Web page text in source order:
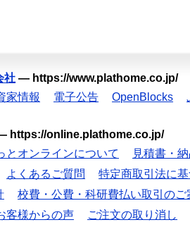
社 — https://www.plathome.co.jp/
家情報 電子公告 OpenBlocks
https://online.plathome.co.jp/
とオンラインについて
見積書・
よくあるご質問
特定商取引法に
校費・公費・科研費払い取引のご
客様からの声 ご注文の取り消し